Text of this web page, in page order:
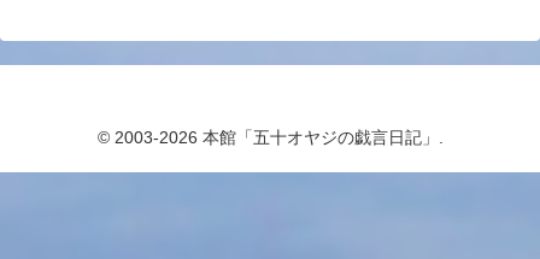
© 2003-2026 本館「五十オヤジの戯言日記」.